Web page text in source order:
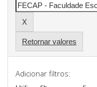
Retornar valores
Adicionar filtros: